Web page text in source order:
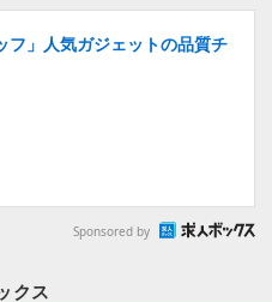
フ」人気ガジェットの品質チ
Sponsored by
クス